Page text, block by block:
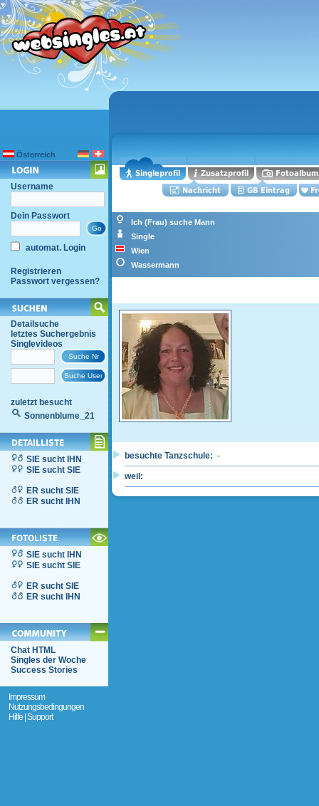
Österreich
Username
Dein Passwort
automat. Login
Registrieren
Passwort vergessen?
Detailsuche
letztes Suchergebnis
Singlevideos
zuletzt besucht
Sonnenblume_21
SIE sucht IHN
SIE sucht SIE
ER sucht SIE
ER sucht IHN
SIE sucht IHN
SIE sucht SIE
ER sucht SIE
ER sucht IHN
Chat HTML
Singles der Woche
Success Stories
Impressum
Nutzungsbedingungen
Hilfe | Support
Ich (Frau) suche Mann
Single
Wien
Wassermann
besuchte Tanzschule: -
weil: